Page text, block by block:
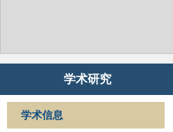
学术研究
学术信息